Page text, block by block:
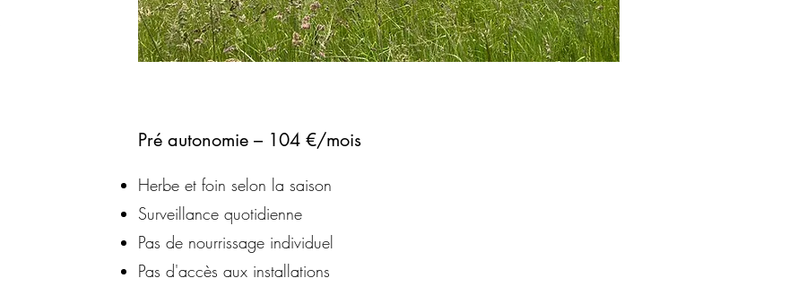
Pré autonomie – 104 €/mois
Herbe et foin selon la saison
Surveillance quotidienne
Pas de nourrissage individuel
Pas d'accès aux installations